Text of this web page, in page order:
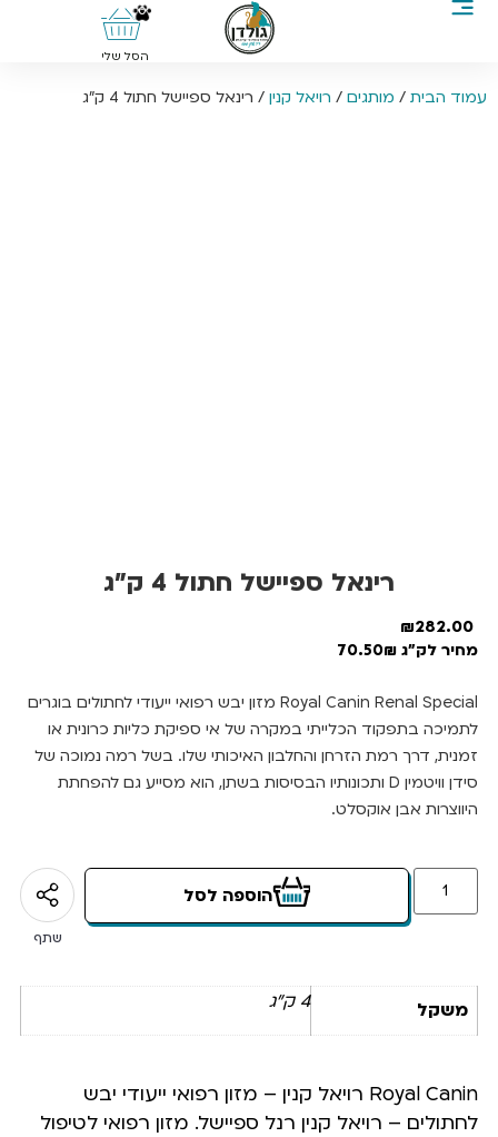
0
הסל שלי
עמוד הבית / מותגים / רויאל קנין / רינאל ספיישל חתול 4 ק”ג
רינאל ספיישל חתול 4 ק”ג
282.00
₪
מחיר לק"ג 70.50₪
Royal Canin Renal Special מזון יבש רפואי ייעודי לחתולים בוגרים
לתמיכה בתפקוד הכלייתי במקרה של אי ספיקת כליות כרונית או
זמנית, דרך רמת הזרחן והחלבון האיכותי שלו. בשל רמה נמוכה של
סידן וויטמין D ותכונותיו הבסיסות בשתן, הוא מסייע גם להפחתת
היווצרות אבן אוקסלט.
הוספה לסל
שתף
משקל 4 ק"ג
Royal Canin רויאל קנין – מזון רפואי ייעודי יבש
לחתולים – רויאל קנין רנל ספיישל. מזון רפואי לטיפול